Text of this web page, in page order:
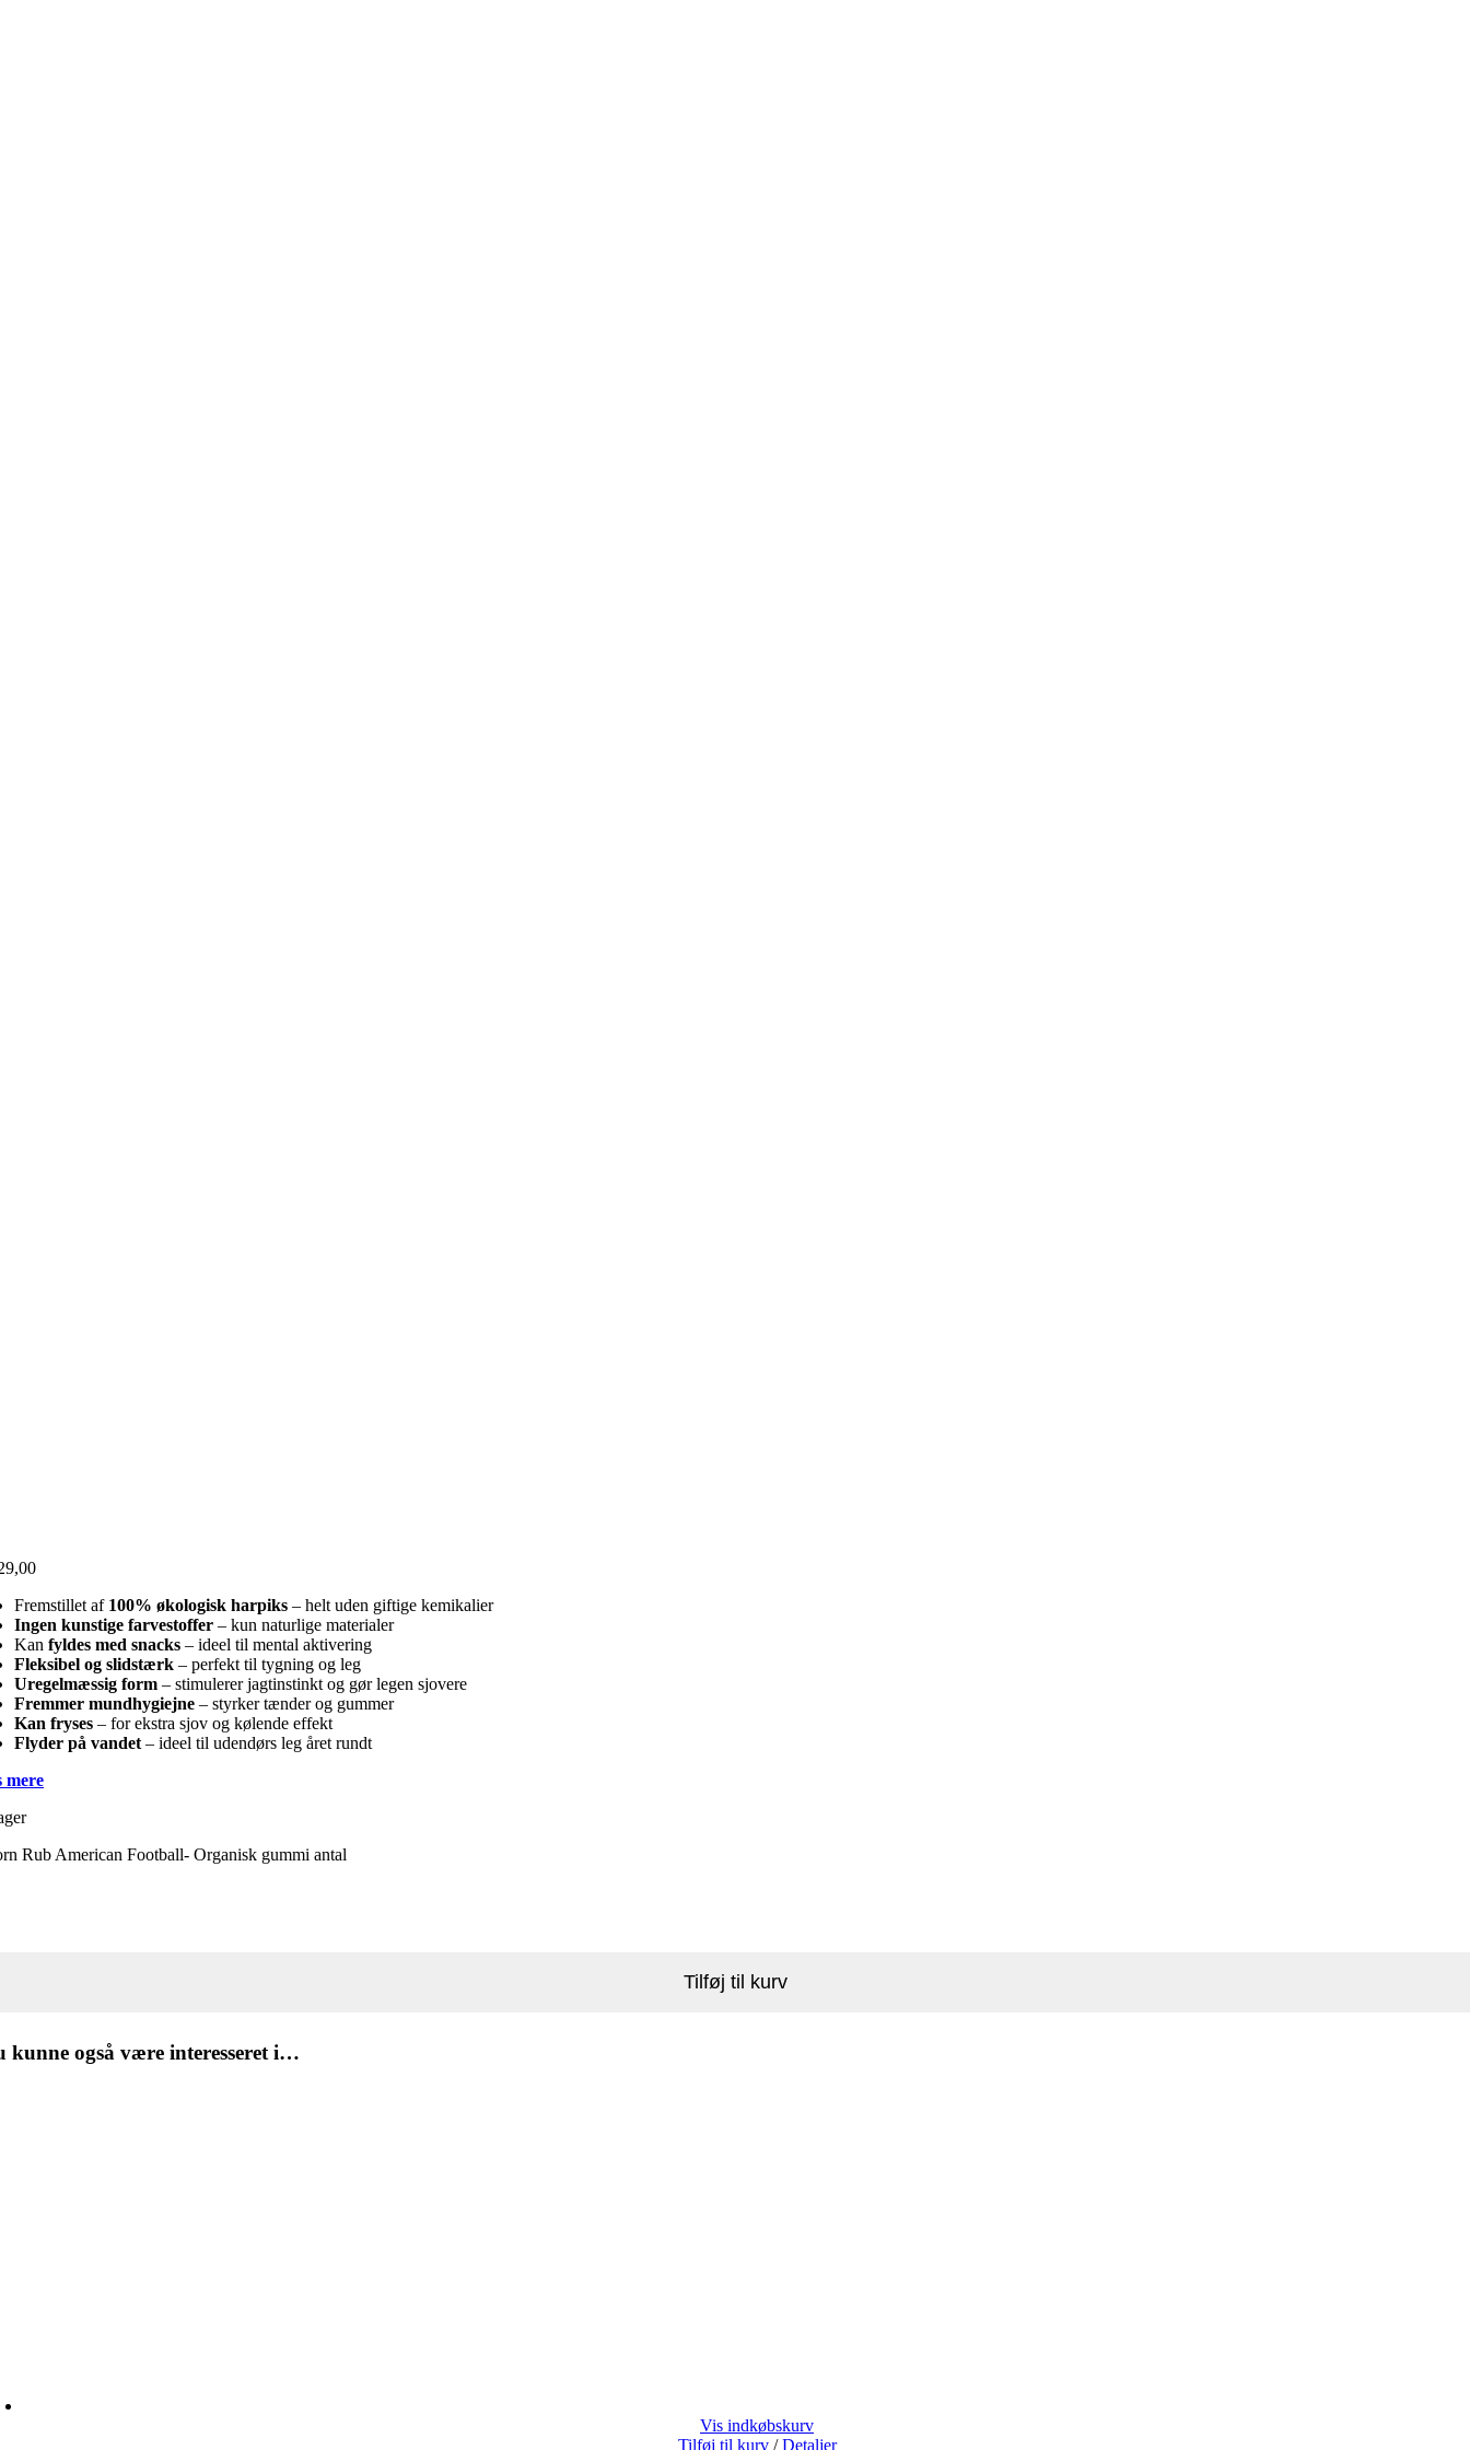
Fremstillet af 100% økologisk harpiks – helt uden giftige kemikalier
Ingen kunstige farvestoffer – kun naturlige materialer
Kan fyldes med snacks – ideel til mental aktivering
Fleksibel og slidstærk – perfekt til tygning og leg
Uregelmæssig form – stimulerer jagtinstinkt og gør legen sjovere
Fremmer mundhygiejne – styrker tænder og gummer
Kan fryses – for ekstra sjov og kølende effekt
Flyder på vandet – ideel til udendørs leg året rundt
mere
Rub American Football- Organisk gummi antal
Tilføj til kurv
kunne også være interesseret i…
Vis indkøbskurv
Tilføj til kurv / Detaljer